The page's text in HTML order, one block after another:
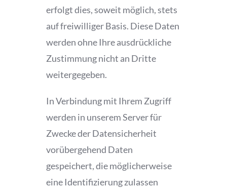
erfolgt dies, soweit möglich, stets
auf freiwilliger Basis. Diese Daten
werden ohne Ihre ausdrückliche
Zustimmung nicht an Dritte
weitergegeben.
In Verbindung mit Ihrem Zugriff
werden in unserem Server für
Zwecke der Datensicherheit
vorübergehend Daten
gespeichert, die möglicherweise
eine Identifizierung zulassen